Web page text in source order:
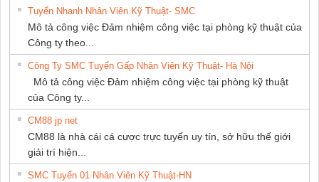
Tuyển Nhanh Nhân Viên Kỹ Thuật- SMC
Mô tả công việc Đảm nhiệm công việc tại phòng kỹ thuật của
Công ty theo...
Công Ty SMC Tuyển Gấp Nhân Viên Kỹ Thuật- Hà Nội
Mô tả công việc Đảm nhiệm công việc tại phòng kỹ thuật
của Công ty...
CM88 jp net
CM88 là nhà cái cá cược trực tuyến uy tín, sở hữu thế giới
giải trí hiện...
SMC Tuyển 01 Nhân Viên Kỹ Thuật-HN